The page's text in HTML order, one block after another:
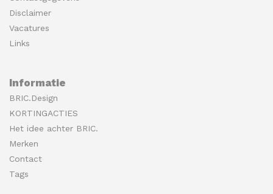
Disclaimer
Vacatures
Links
Informatie
BRIC.Design
KORTINGACTIES
Het idee achter BRIC.
Merken
Contact
Tags